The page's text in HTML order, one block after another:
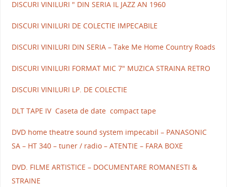
DISCURI VINILURI " DIN SERIA IL JAZZ AN 1960
DISCURI VINILURI DE COLECTIE IMPECABILE
DISCURI VINILURI DIN SERIA – Take Me Home Country Roads
DISCURI VINILURI FORMAT MIC 7" MUZICA STRAINA RETRO
DISCURI VINILURI LP. DE COLECTIE
DLT TAPE IV Caseta de date compact tape
DVD home theatre sound system impecabil – PANASONIC
SA – HT 340 – tuner / radio – ATENTIE – FARA BOXE
DVD. FILME ARTISTICE – DOCUMENTARE ROMANESTI &
STRAINE